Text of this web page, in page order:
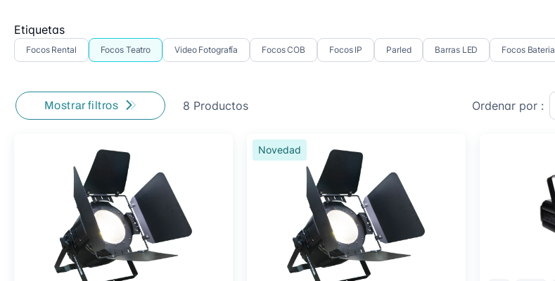
Etiquetas
Focos Rental Focos Teatro Video Fotografía Focos COB Focos IP Parled Barras LED Focos Bateria
Mostrar filtros 8 Productos Ordenar por :
Novedad